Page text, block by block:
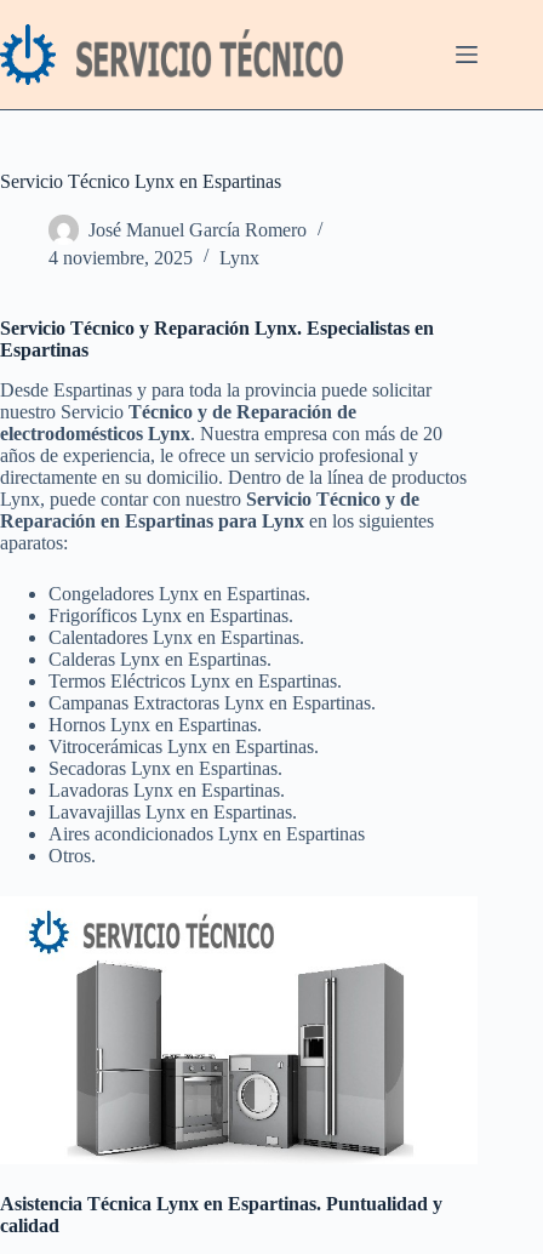
al
contenido
Servicio Técnico Lynx en Espartinas
José Manuel García Romero
4 noviembre, 2025
Lynx
Servicio Técnico y Reparación Lynx. Especialistas en
Espartinas
Desde Espartinas y para toda la provincia puede solicitar
nuestro Servicio Técnico y de Reparación de
electrodomésticos Lynx. Nuestra empresa con más de 20
años de experiencia, le ofrece un servicio profesional y
directamente en su domicilio. Dentro de la línea de productos
Lynx, puede contar con nuestro Servicio Técnico y de
Reparación en Espartinas para Lynx en los siguientes
aparatos:
Congeladores Lynx en Espartinas.
Frigoríficos Lynx en Espartinas.
Calentadores Lynx en Espartinas.
Calderas Lynx en Espartinas.
Termos Eléctricos Lynx en Espartinas.
Campanas Extractoras Lynx en Espartinas.
Hornos Lynx en Espartinas.
Vitrocerámicas Lynx en Espartinas.
Secadoras Lynx en Espartinas.
Lavadoras Lynx en Espartinas.
Lavavajillas Lynx en Espartinas.
Aires acondicionados Lynx en Espartinas
Otros.
Asistencia Técnica Lynx en Espartinas. Puntualidad y
calidad